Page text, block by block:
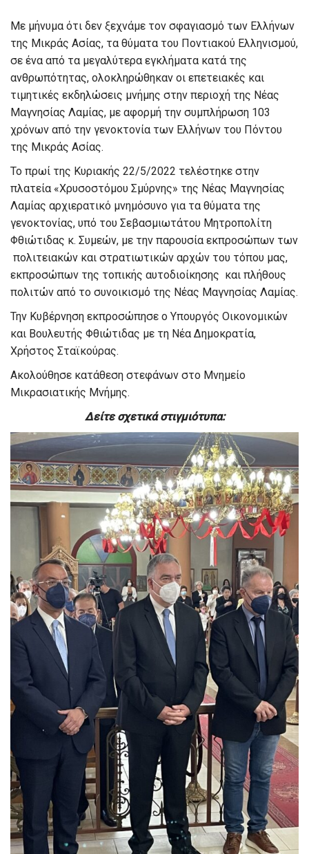
Με μήνυμα ότι δεν ξεχνάμε τον σφαγιασμό των Ελλήνων
της Μικράς Ασίας, τα θύματα του Ποντιακού Ελληνισμού,
σε ένα από τα μεγαλύτερα εγκλήματα κατά της
ανθρωπότητας, ολοκληρώθηκαν οι επετειακές και
τιμητικές εκδηλώσεις μνήμης στην περιοχή της Νέας
Μαγνησίας Λαμίας, με αφορμή την συμπλήρωση 103
χρόνων από την γενοκτονία των Ελλήνων του Πόντου
της Μικράς Ασίας.
Το πρωί της Κυριακής 22/5/2022 τελέστηκε στην
πλατεία «Χρυσοστόμου Σμύρνης» της Νέας Μαγνησίας
Λαμίας αρχιερατικό μνημόσυνο για τα θύματα της
γενοκτονίας, υπό του Σεβασμιωτάτου Μητροπολίτη
Φθιώτιδας κ. Συμεών, με την παρουσία εκπροσώπων των
πολιτειακών και στρατιωτικών αρχών του τόπου μας,
εκπροσώπων της τοπικής αυτοδιοίκησης και πλήθους
πολιτών από το συνοικισμό της Νέας Μαγνησίας Λαμίας.
Την Κυβέρνηση εκπροσώπησε ο Υπουργός Οικονομικών
και Βουλευτής Φθιώτιδας με τη Νέα Δημοκρατία,
Χρήστος Σταϊκούρας.
Ακολούθησε κατάθεση στεφάνων στο Μνημείο
Μικρασιατικής Μνήμης.
Δείτε σχετικά στιγμιότυπα: